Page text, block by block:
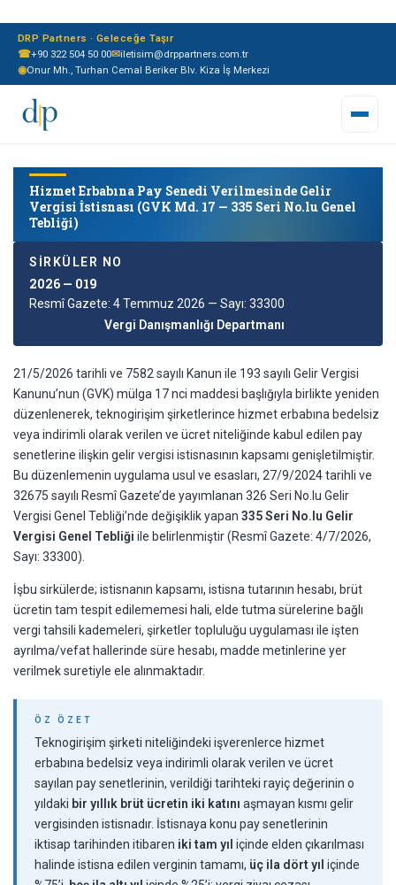
☎+90 322 504 50 00✉iletisim@drppartners.com.tr
◉Onur Mh., Turhan Cemal Beriker Blv. Kiza İş Merkezi
DRP Partners · Geleceğe Taşır
Hizmet Erbabına Pay Senedi Verilmesinde Gelir
Vergisi İstisnası (GVK Md. 17 — 335 Seri No.lu Genel
Tebliği)
SIRKÜLER NO
2026 — 019
Resmî Gazete: 4 Temmuz 2026 — Sayı: 33300
Vergi Danışmanlığı Departmanı
21/5/2026 tarihli ve 7582 sayılı Kanun ile 193 sayılı Gelir Vergisi
Kanunu’nun (GVK) mülga 17 nci maddesi başlığıyla birlikte yeniden
düzenlenerek, teknogirişim şirketlerince hizmet erbabına bedelsiz
veya indirimli olarak verilen ve ücret niteliğinde kabul edilen pay
senetlerine ilişkin gelir vergisi istisnasının kapsamı genişletilmiştir.
Bu düzenlemenin uygulama usul ve esasları, 27/9/2024 tarihli ve
32675 sayılı Resmî Gazete’de yayımlanan 326 Seri No.lu Gelir
Vergisi Genel Tebliği’nde değişiklik yapan 335 Seri No.lu Gelir
Vergisi Genel Tebliği ile belirlenmiştir (Resmî Gazete: 4/7/2026,
Sayı: 33300).
İşbu sirkülerde; istisnanın kapsamı, istisna tutarının hesabı, brüt
ücretin tam tespit edilememesi hali, elde tutma sürelerine bağlı
vergi tahsili kademeleri, şirketler topluluğu uygulaması ile işten
ayrılma/vefat hallerinde süre hesabı, madde metinlerine yer
verilmek suretiyle ele alınmaktadır.
ÖZ ÖZET
Teknogirişim şirketi niteliğindeki işverenlerce hizmet
erbabına bedelsiz veya indirimli olarak verilen ve ücret
sayılan pay senetlerinin, verildiği tarihteki rayiç değerinin o
yıldaki bir yıllık brüt ücretin iki katını aşmayan kısmı gelir
vergisinden istisnadır. İstisnaya konu pay senetlerinin
iktisap tarihinden itibaren iki tam yıl içinde elden çıkarılması
halinde istisna edilen verginin tamamı, üç ila dört yıl içinde